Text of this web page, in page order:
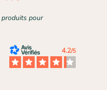
pour
4.2/5